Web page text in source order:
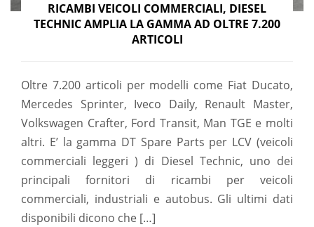
RICAMBI VEICOLI COMMERCIALI, DIESEL
TECHNIC AMPLIA LA GAMMA AD OLTRE 7.200
ARTICOLI
Oltre 7.200 articoli per modelli come Fiat Ducato,
Mercedes Sprinter, Iveco Daily, Renault Master,
Volkswagen Crafter, Ford Transit, Man TGE e molti
altri. E’ la gamma DT Spare Parts per LCV (veicoli
commerciali leggeri ) di Diesel Technic, uno dei
principali fornitori di ricambi per veicoli
commerciali, industriali e autobus. Gli ultimi dati
disponibili dicono che […]